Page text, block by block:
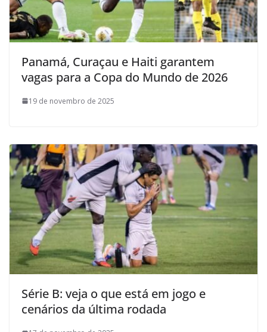
Panamá, Curaçau e Haiti garantem
vagas para a Copa do Mundo de 2026
19 de novembro de 2025
Série B: veja o que está em jogo e
cenários da última rodada